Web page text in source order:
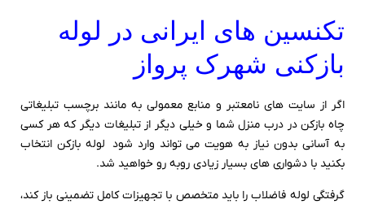
تکنسین های ایرانی در لوله
بازکنی شهرک پرواز
اگر از سایت های نامعتبر و منابع معمولی به مانند برچسب تبلیغاتی
چاه بازکن در درب منزل شما و خیلی دیگر از تبلیغات دیگر که هر کسی
به آسانی بدون نیاز به هویت می تواند وارد شود لوله بازکن انتخاب
بکنید با دشواری های بسیار زیادی روبه رو خواهید شد.
گرفتگی لوله فاضلاب را باید متخصص با تجهیزات کامل تضمینی باز کند،